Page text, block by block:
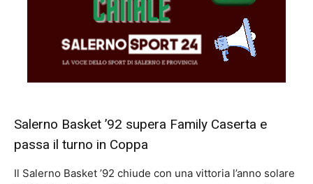
Salerno Basket ’92 supera Family Caserta e
passa il turno in Coppa
Il Salerno Basket ’92 chiude con una vittoria l’anno solare